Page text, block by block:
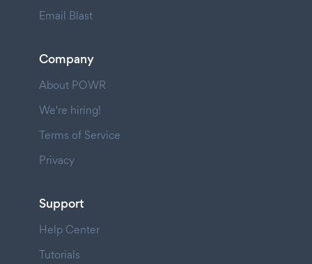
Email Blast
Company
About POWR
We're hiring!
Terms of Service
Privacy
Support
Help Center
Tutorials